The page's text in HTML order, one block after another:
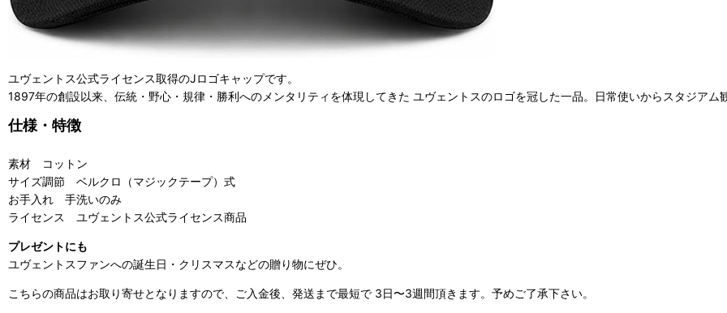
ユヴェントス公式ライセンス取得のJロゴキャップです。
1897年の創設以来、伝統・野心・規律・勝利へのメンタリティを体現してきた ユヴェントスのロゴを冠した一品。日常使いからスタジアム
仕様・特徴
素材 コットン
サイズ調節 ベルクロ（マジックテープ）式
お手入れ 手洗いのみ
ライセンス ユヴェントス公式ライセンス商品
プレゼントにも
ユヴェントスファンへの誕生日・クリスマスなどの贈り物にぜひ。
こちらの商品はお取り寄せとなりますので、ご入金後、発送まで最短で 3日〜3週間頂きます。予めご了承下さい。